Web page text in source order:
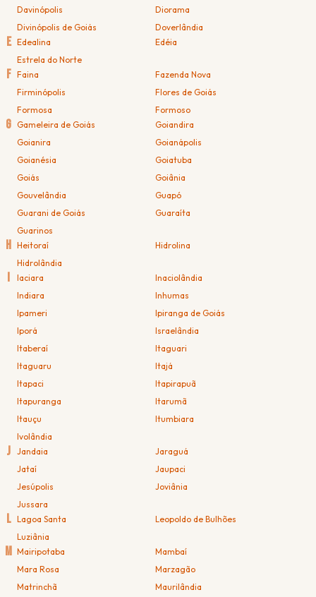
Davinópolis
Diorama
Divinópolis de Goiás
Doverlândia
E Edealina
Edéia
Estrela do Norte
F Faina
Fazenda Nova
Firminópolis
Flores de Goiás
Formosa
Formoso
G Gameleira de Goiás
Goiandira
Goianira
Goianápolis
Goianésia
Goiatuba
Goiás
Goiânia
Gouvelândia
Guapó
Guarani de Goiás
Guaraíta
Guarinos
H Heitoraí
Hidrolina
Hidrolândia
Iaciara
Inaciolândia
Indiara
Inhumas
Ipameri
Ipiranga de Goiás
Iporá
Israelândia
Itaberaí
Itaguari
Itaguaru
Itajá
Itapaci
Itapirapuã
Itapuranga
Itarumã
Itauçu
Itumbiara
Ivolândia
J Jandaia
Jaraguá
Jataí
Jaupaci
Jesúpolis
Joviânia
Jussara
L Lagoa Santa
Leopoldo de Bulhões
Luziânia
M Mairipotaba
Mambaí
Mara Rosa
Marzagão
Matrinchã
Maurilândia